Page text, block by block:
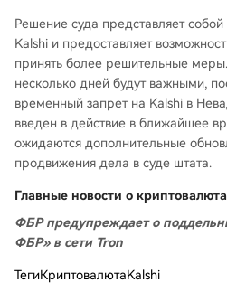
Решение суда представляет
Kalshi и предоставляет
принять более решительные
несколько дней будут важными,
временный запрет на Kalshi в
введен в действие в ближайшее
ожидаются дополнительные
продвижения дела в суде штата.
Главные новости о
ФБР предупреждает о
ФБР» в сети Tron
ТегиКриптовалютаKalshi